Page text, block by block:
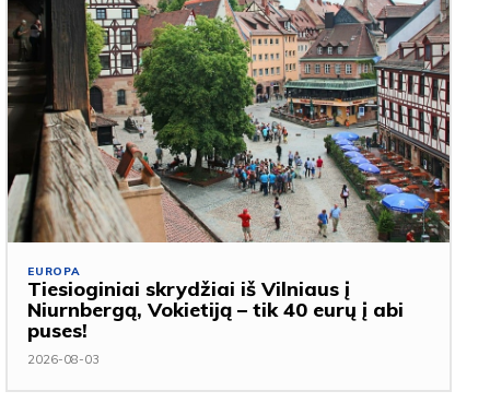
EUROPA
Tiesioginiai skrydžiai iš Vilniaus į
Niurnbergą, Vokietiją – tik 40 eurų į abi
puses!
2026-08-03